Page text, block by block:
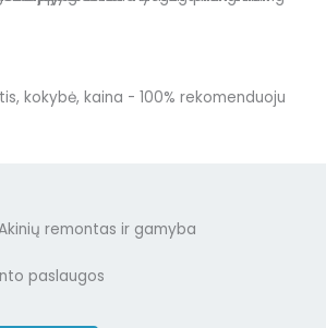
kokybė, kaina - 100% rekomenduoju
remontas ir gamyba
paslaugos